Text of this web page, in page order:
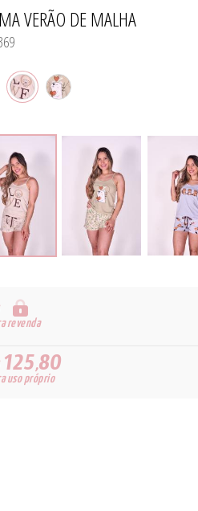
TODOS DE
TODOS DE MODA
TODOS DE
VERÃO DE MALHA
revenda
125,80
uso próprio